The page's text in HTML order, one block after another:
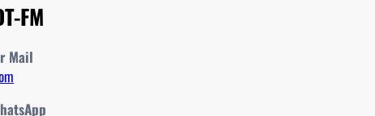
FM
Mail